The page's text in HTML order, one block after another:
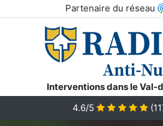
Partenaire du réseau
Interventions dans le Val-
4.6/5 (